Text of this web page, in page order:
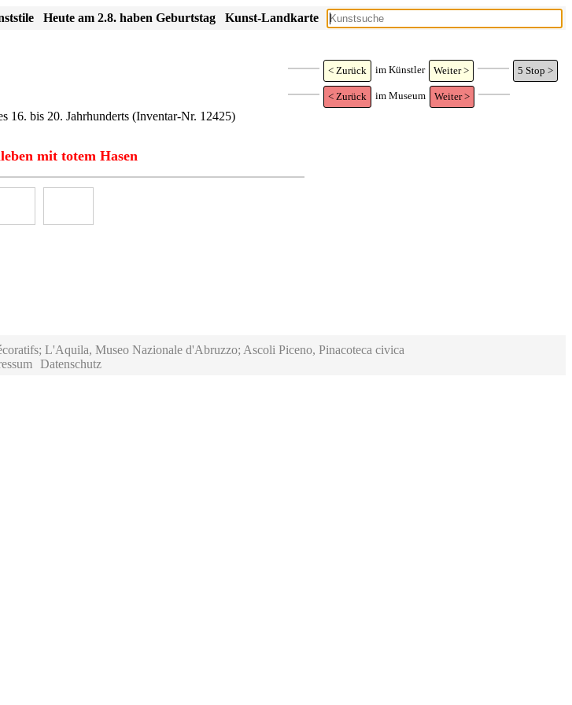
Kunst-Landkarte
Heute am 2.8. haben Geburtstag
< Zurück im Künstler Weiter > 5 Stop >
< Zurück im Museum Weiter >
16. bis 20. Jahrhunderts (Inventar-Nr. 12425)
mit totem Hasen
L'Aquila, Museo Nazionale d'Abruzzo; Ascoli Piceno, Pinacoteca civica
Datenschutz